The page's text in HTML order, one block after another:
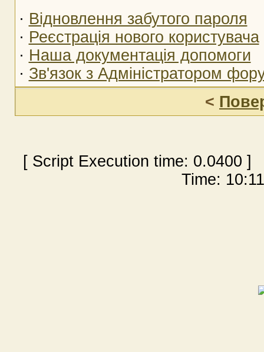
· Відновлення забутого пароля
· Реєстрація нового користувача
· Наша документація допомоги
· Зв'язок з Адміністратором
<
[ Script Execution time: 0.0400 ]
Time: